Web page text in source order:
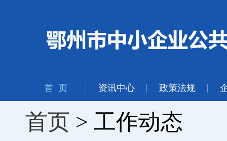
首 页 资讯中心 政策法规
首页 > 工作动态